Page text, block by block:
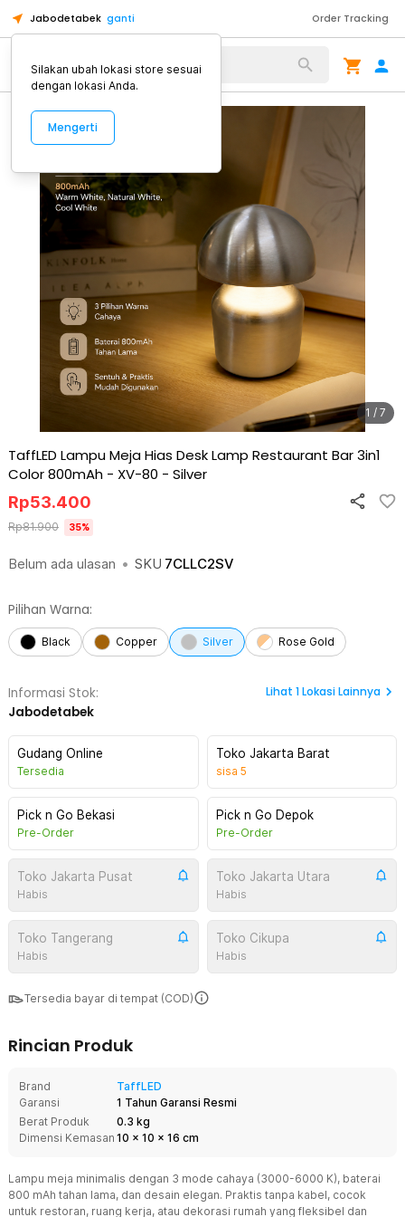
Jabodetabek ganti Order Tracking
Alat Kopi
1 / 7
TaffLED Lampu Meja Hias Desk Lamp Restaurant Bar 3in1
Color 800mAh - XV-80 - Silver
Belum ada ulasan • SKU 7CLLC2SV
Rp53.400
Rp81.900 35%
Pilihan Warna:
Black Copper Silver Rose Gold
Informasi Stok:
Jabodetabek
Lihat 1Lokasi Lainnya
Gudang Online
Tersedia
Toko Jakarta Barat
sisa 5
Pick n Go Bekasi
Pre-Order
Pick n Go Depok
Pre-Order
Toko Jakarta Pusat
Habis
Toko Jakarta Utara
Habis
Toko Tangerang
Habis
Toko Cikupa
Habis
Tersedia bayar di tempat (COD)
Rincian Produk
Brand
TaffLED
Garansi
1 Tahun Garansi Resmi
Berat Produk
0.3 kg
Dimensi Kemasan 10 x 10 x 16 cm
Lampu meja minimalis dengan 3 mode cahaya (3000-6000 K), baterai
800 mAh tahan lama, dan desain elegan. Praktis tanpa kabel, cocok
untuk restoran, ruang kerja, atau dekorasi rumah yang fleksibel dan
Silakan ubah lokasi store sesuai
dengan lokasi Anda.
Mengerti